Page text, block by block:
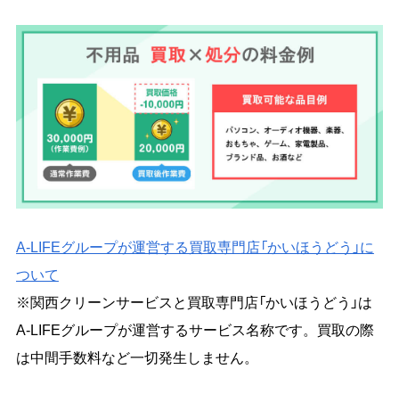
A-LIFEグループが運営する買取専門店「かいほうどう」に
ついて
※関西クリーンサービスと買取専門店「かいほうどう」は
A-LIFEグループが運営するサービス名称です。買取の際
は中間手数料など一切発生しません。